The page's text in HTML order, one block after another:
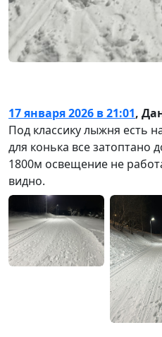
17 января 2026 в 21:01,
Под классику лыжня есть
для конька все затоптано
1800м освещение не
видно.